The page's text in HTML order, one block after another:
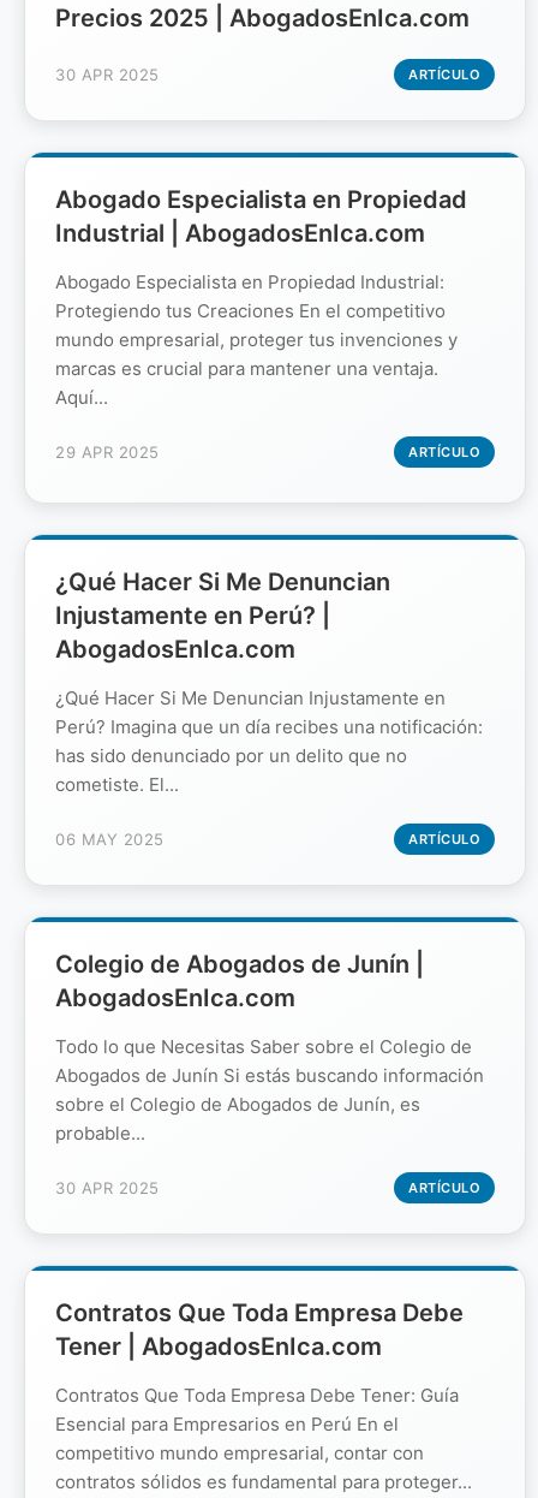
Precios 2025 | AbogadosEnIca.com
30 APR 2025 ARTÍCULO
Abogado Especialista en Propiedad
Industrial | AbogadosEnIca.com
Abogado Especialista en Propiedad Industrial:
Protegiendo tus Creaciones En el competitivo
mundo empresarial, proteger tus invenciones y
marcas es crucial para mantener una ventaja.
Aquí...
29 APR 2025 ARTÍCULO
¿Qué Hacer Si Me Denuncian
Injustamente en Perú? |
AbogadosEnIca.com
¿Qué Hacer Si Me Denuncian Injustamente en
Perú? Imagina que un día recibes una notificación:
has sido denunciado por un delito que no
cometiste. El...
06 MAY 2025 ARTÍCULO
Colegio de Abogados de Junín |
AbogadosEnIca.com
Todo lo que Necesitas Saber sobre el Colegio de
Abogados de Junín Si estás buscando información
sobre el Colegio de Abogados de Junín, es
probable...
30 APR 2025 ARTÍCULO
Contratos Que Toda Empresa Debe
Tener | AbogadosEnIca.com
Contratos Que Toda Empresa Debe Tener: Guía
Esencial para Empresarios en Perú En el
competitivo mundo empresarial, contar con
contratos sólidos es fundamental para proteger...